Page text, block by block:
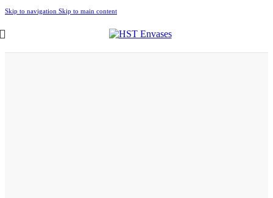
Skip to navigation Skip to main content